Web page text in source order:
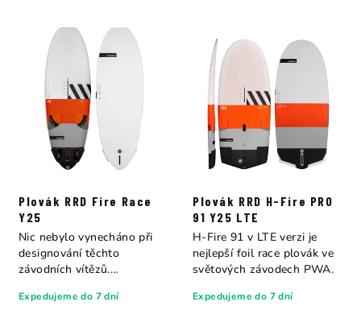
Plovák RRD Fire Race
Y25
Expedujeme do 7 dní
Nic nebylo vynecháno při
designování těchto
závodních vítězů.
Plovák RRD H-Fire PRO
91 Y25 LTE
Expedujeme do 7 dní
H-Fire 91 v LTE verzi je
nejlepší foil race plovák ve
světových závodech PWA.